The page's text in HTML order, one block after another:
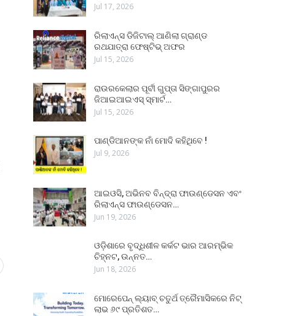
Jul 17, 2026
ରିଲାଏନ୍ସ ଡିଜିଟାଲ୍ ଆଣିଲା ଗ୍ରାଣ୍ଡ
ରଥଯାତ୍ରା ଫେଷ୍ଟିଭ୍ ଅଫର
Jul 15, 2026
ରାଉରକେଲାର ପୂର୍ବୀ ଗୁପ୍ତା ସିଙ୍ଗାପୁରର
ଜିଆଇଆଇଏସ୍ ସ୍ମାର୍ଟ…
Jul 15, 2026
ପାଣ୍ଡିଆନଙ୍କ ନାଁ ମୋଦି କହିଥିବେ !
Jul 9, 2026
ଆଇଓସି, ଅଭିନବ ବିନ୍ଦ୍ରା ଫାଉଣ୍ଡେସନ ଏବଂ
ରିଲାଏନ୍ସ ଫାଉଣ୍ଡେସନ…
Jun 19, 2026
ଓଡ଼ିଶାରେ ବୃଦ୍ଧିଶୀଳ କର୍କଟ ଭାର ଆରମ୍ଭିକ
ଚିହ୍ନଟ, ଉନ୍ନତ…
Jun 18, 2026
ମୋରେପେନ୍ ଲ୍ୟାବ୍ ଚତୁର୍ଥ ତ୍ରୈମାସିକରେ ନିଟ୍
ଲାଭ ୬୯ ପ୍ରତିଶତ…